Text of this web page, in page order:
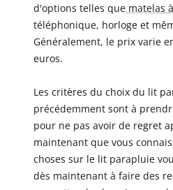
d'options telles que matelas
téléphonique, horloge et
Généralement, le prix varie
euros.
Les critères du choix du lit
précédemment sont à
pour ne pas avoir de regret
maintenant que vous
choses sur le lit parapluie
dès maintenant à faire des